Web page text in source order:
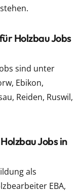
Holzbau Jobs
sind unter
Ebikon,
Reiden, Ruswil,
Jobs in
als
EBA,